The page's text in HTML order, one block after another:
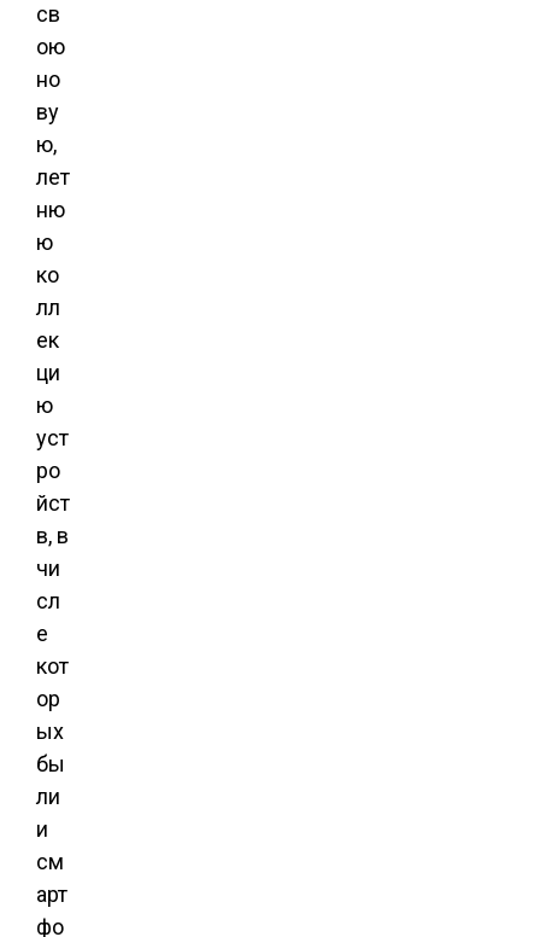
св
ою
но
ву
ю,
лет
ню
ю
ко
лл
ек
ци
ю
уст
ро
йст
в, в
чи
сл
е
кот
ор
ых
бы
ли
и
см
арт
фо